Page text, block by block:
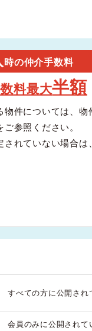
時の仲介手数料
料最大半額
物件については、物
参照ください。
れていない場合は
すべての方に公開され
会員のみに公開されて